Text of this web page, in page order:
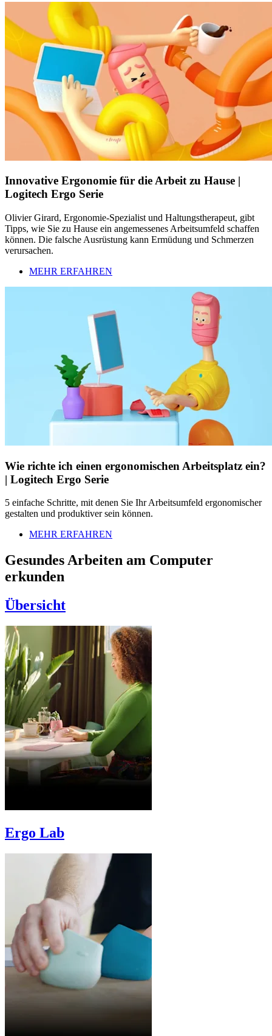
Innovative Ergonomie für die Arbeit zu Hause |
Logitech Ergo Serie
Olivier Girard, Ergonomie-Spezialist und Haltungstherapeut, gibt
Tipps, wie Sie zu Hause ein angemessenes Arbeitsumfeld schaffen
können. Die falsche Ausrüstung kann Ermüdung und Schmerzen
verursachen.
MEHR ERFAHREN
Wie richte ich einen ergonomischen Arbeitsplatz ein?
| Logitech Ergo Serie
5 einfache Schritte, mit denen Sie Ihr Arbeitsumfeld ergonomischer
gestalten und produktiver sein können.
MEHR ERFAHREN
Gesundes Arbeiten am Computer
erkunden
Übersicht
Ergo Lab